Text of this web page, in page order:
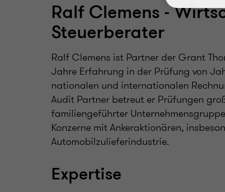
Ralf Clemens -
Steuerberater
Ralf Clemens ist Partner der Grant
Jahre Erfahrung in der Prüfung von
nationalen und internationalen
Audit Partner betreut er Prüfungen
familiengeführter
Konzerne mit Ankeraktionären,
Automobilzulieferindustrie.
Expertise